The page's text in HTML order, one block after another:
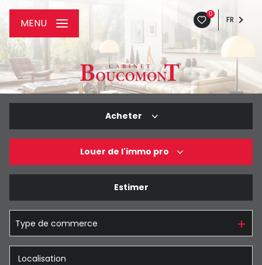
0
FR
MENU
Acheter
De l'immo pro
Louer de l'immo pro
De l'immo pro
Estimer
Type de commerce